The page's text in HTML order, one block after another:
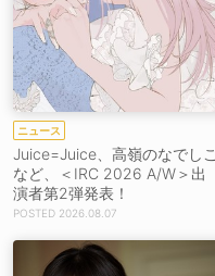
ニュース
Juice=Juice、高嶺のなでしこ
など、＜IRC 2026 A/W＞出
演者第2弾発表！
2026.08.07